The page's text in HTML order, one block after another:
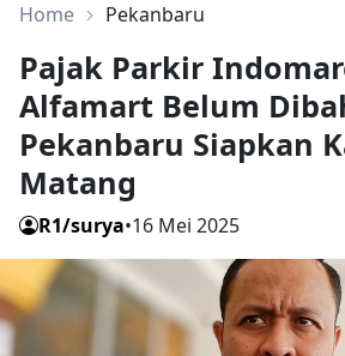
Home Pekanbaru
Pajak Parkir
Alfamart Belum
Pekanbaru Siapkan
Matang
R1/surya•16 Mei 2025